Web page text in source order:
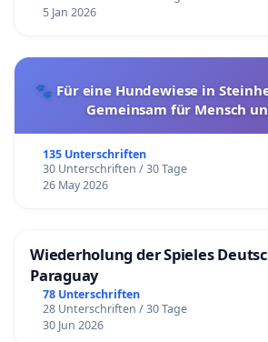
5 Jan 2026
🐾 Für eine Hundewiese in
Gemeinsam für Mensch
135 Unterschriften
30 Unterschriften / 30 Tage
26 May 2026
Wiederholung der Spieles
Paraguay
78 Unterschriften
28 Unterschriften / 30 Tage
30 Jun 2026